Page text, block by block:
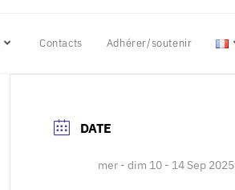
Contacts Adhérer/soutenir
DATE
mer - dim 10 - 14 Sep 2025